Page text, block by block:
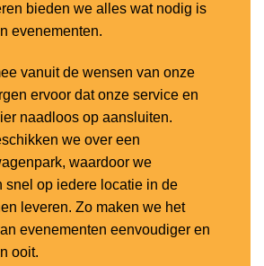
bieden we alles wat nodig is
evenementen.
vanuit de wensen van onze
ervoor dat onze service en
naadloos op aansluiten.
we over een
waardoor we
snel op iedere locatie in de
leveren. Zo maken we het
evenementen eenvoudiger en
ooit.